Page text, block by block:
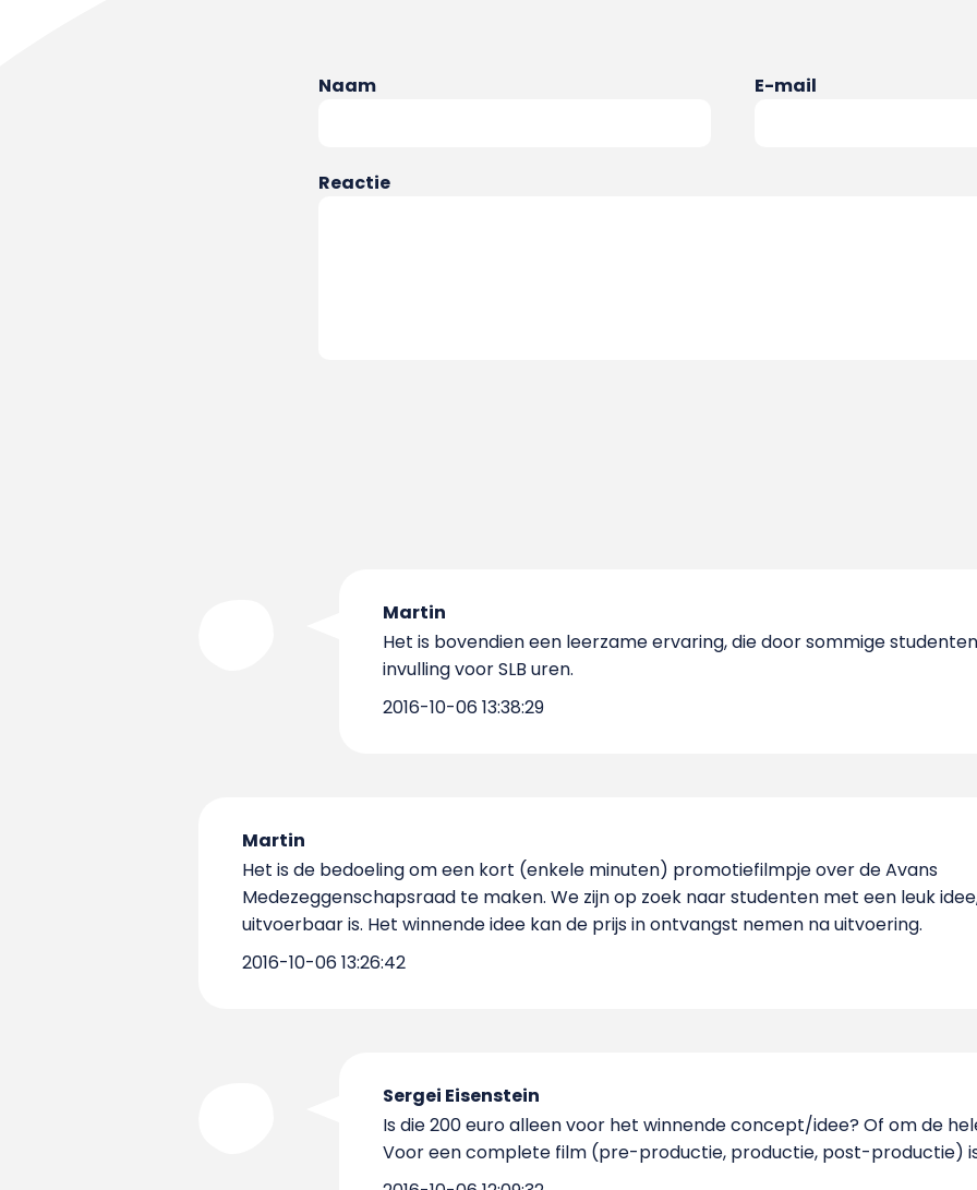
Naam E-mail
Reactie
Martin
Het is bovendien een leerzame ervaring, die door sommige
invulling voor SLB uren.
2016-10-06 13:38:29
Martin
Het is de bedoeling om een kort (enkele minuten) promotiefilmpje over de Avans
Medezeggenschapsraad te maken. We zijn op zoek naar studenten met een leuk
uitvoerbaar is. Het winnende idee kan de prijs in ontvangst nemen na uitvoering.
2016-10-06 13:26:42
Sergei Eisenstein
Is die 200 euro alleen voor het winnende concept/idee? Of om de
Voor een complete film (pre-productie, productie, post-productie)